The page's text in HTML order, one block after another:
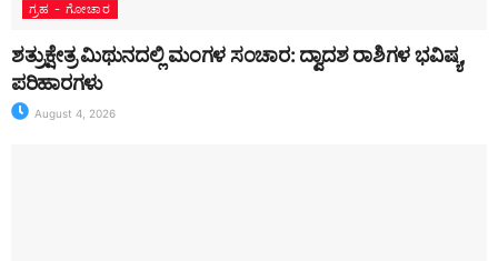
ಗ್ರಹ - ಗೋಚಾರ
ಶತ್ರುಕ್ಷೇತ್ರ ಮಿಥುನದಲ್ಲಿ ಮಂಗಳ ಸಂಚಾರ: ದ್ವಾದಶ ರಾಶಿಗಳ ಭವಿಷ್ಯ,
ಪರಿಹಾರಗಳು
August 4, 2026